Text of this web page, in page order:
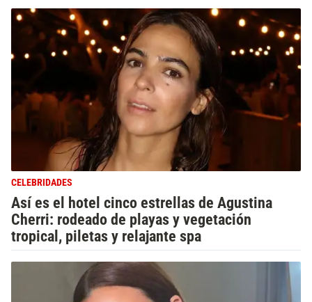
CELEBRIDADES
Así es el hotel cinco estrellas de Agustina
Cherri: rodeado de playas y vegetación
tropical, piletas y relajante spa